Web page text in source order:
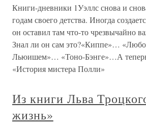
Книги-дневники 1Уэллс снова и
годам своего детства. Иногда
он оставил там что-то чрезвычайно
Знал ли он сам это?«Киппе»…
Льюишем»… «Тоно-Бэнге»…А
«История мистера Полли»
Из книги Льва
жизнь»